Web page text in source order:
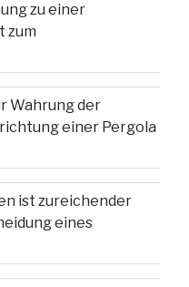
zu einer
zum
Wahrung der
einer Pergola
ist zureichender
eines